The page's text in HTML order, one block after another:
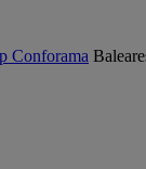
Conforama